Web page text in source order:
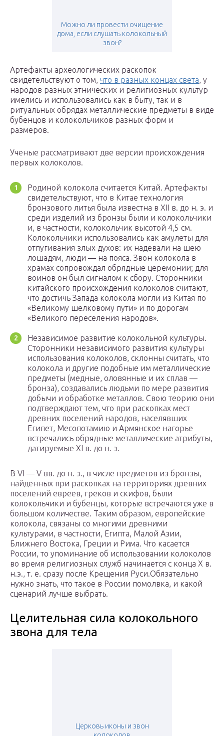
Можно ли провести очищение
дома, если слушать колокольный
звон?
Артефакты археологических раскопок
свидетельствуют о том, что в разных концах света, у
народов разных этнических и религиозных культур
имелись и использовались как в быту, так и в
ритуальных обрядах металлические предметы в виде
бубенцов и колокольчиков разных форм и
размеров.
Ученые рассматривают две версии происхождения
первых колоколов.
Родиной колокола считается Китай. Артефакты
свидетельствуют, что в Китае технология
бронзового литья была известна в XII в. до н. э. и
среди изделий из бронзы были и колокольчики
и, в частности, колокольчик высотой 4,5 см.
Колокольчики использовались как амулеты для
отпугивания злых духов: их надевали на шею
лошадям, люди — на пояса. Звон колокола в
храмах сопровождал обрядные церемонии; для
воинов он был сигналом к сбору. Сторонники
китайского происхождения колоколов считают,
что достичь Запада колокола могли из Китая по
«Великому шелковому пути» и по дорогам
«Великого переселения народов».
Независимое развитие колокольной культуры.
Сторонники независимого развития культуры
использования колоколов, склонны считать, что
колокола и другие подобные им металлические
предметы (медные, оловянные и их сплав —
бронза), создавались людьми по мере развития
добычи и обработке металлов. Свою теорию они
подтверждают тем, что при раскопках мест
древних поселений народов, населявших
Египет, Месопотамию и Армянское нагорье
встречались обрядные металлические атрибуты,
датируемые XI в. до н. э.
В VI — V вв. до н. э., в числе предметов из бронзы,
найденных при раскопках на территориях древних
поселений евреев, греков и скифов, были
колокольчики и бубенцы, которые встречаются уже в
большом количестве. Таким образом, европейские
колокола, связаны со многими древними
культурами, в частности, Египта, Малой Азии,
Ближнего Востока, Греции и Рима. Что касается
России, то упоминание об использовании колоколов
во время религиозных служб начинается с конца X в.
н.э., т. е. сразу после Крещения Руси.Обязательно
нужно знать, что такое в России помолвка, и какой
сценарий лучше выбрать.
Целительная сила колокольного
звона для тела
Церковь иконы и звон